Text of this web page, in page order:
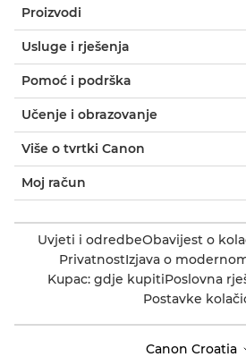
Proizvodi
Usluge i rješenja
Pomoć i podrška
Učenje i obrazovanje
Više o tvrtki Canon
Moj račun
Uvjeti i odredbeObavijest o
PrivatnostIzjava o
Kupac: gdje kupitiPoslovna
Postavke
Canon Croatia